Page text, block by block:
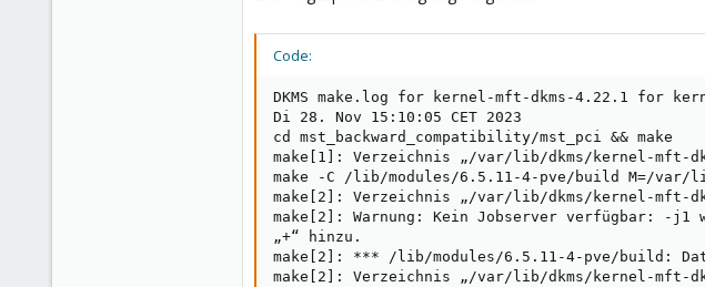
Code:
DKMS make.log for kernel-mft-dkms-4.22.1 for
Di 28. Nov 15:10:05 CET 2023
cd mst_backward_compatibility/mst_pci && make
make[1]: Verzeichnis „/var/lib/dkms/kernel-mft-
make -C /lib/modules/6.5.11-4-pve/build M=/var/lib/
make[2]: Verzeichnis „/var/lib/dkms/kernel-mft-
make[2]: Warnung: Kein Jobserver verfügbar: -j1
„+“ hinzu.
make[2]: *** /lib/modules/6.5.11-4-pve/build:
make[2]: Verzeichnis „/var/lib/dkms/kernel-mft-